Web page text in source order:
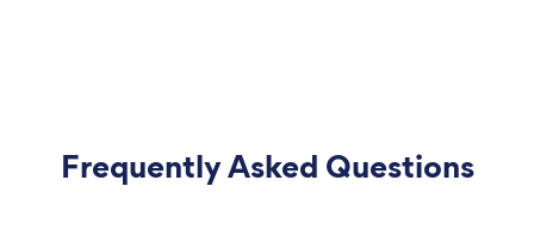
Frequently Asked Questions